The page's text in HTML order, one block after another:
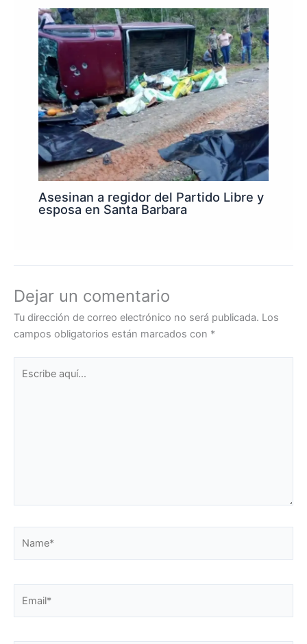
Asesinan a regidor del Partido Libre y
esposa en Santa Barbara
Dejar un comentario
Tu dirección de correo electrónico no será publicada. Los
campos obligatorios están marcados con *
aquí...